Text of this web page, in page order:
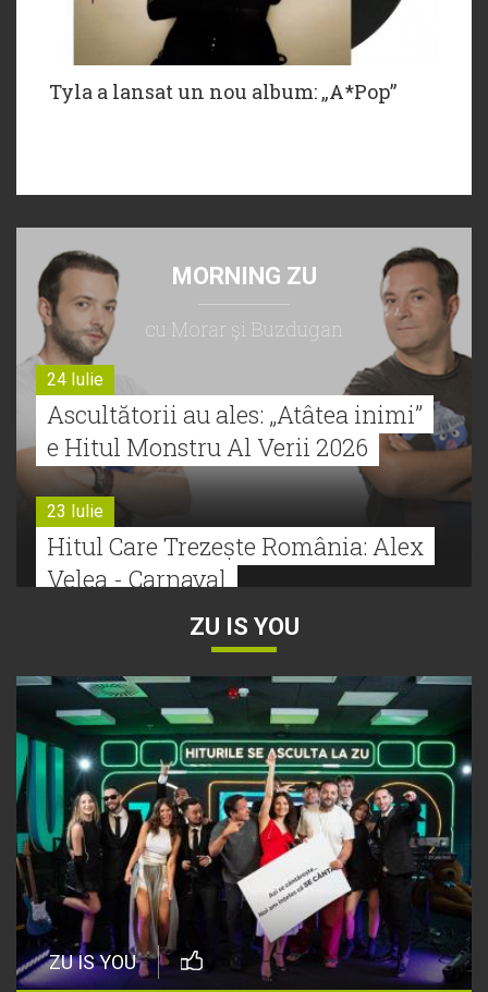
Tyla a lansat un nou album: „A*Pop”
MORNING ZU
cu Morar şi Buzdugan
24 Iulie
Ascultătorii au ales: „Atâtea inimi”
e Hitul Monstru Al Verii 2026
23 Iulie
Hitul Care Trezește România: Alex
Velea - Carnaval
Bătălie strânsă la Hitul Monstru Al
Verii: Cabron versus Faydee
21 Iulie
Dă volumul mai tare! Cabron vine
cu Hitul Monstru al Verii
20 Iulie
Episod nou | Muzica Aia x DJ
Christian Thomson
ZU IS YOU
ZU IS YOU